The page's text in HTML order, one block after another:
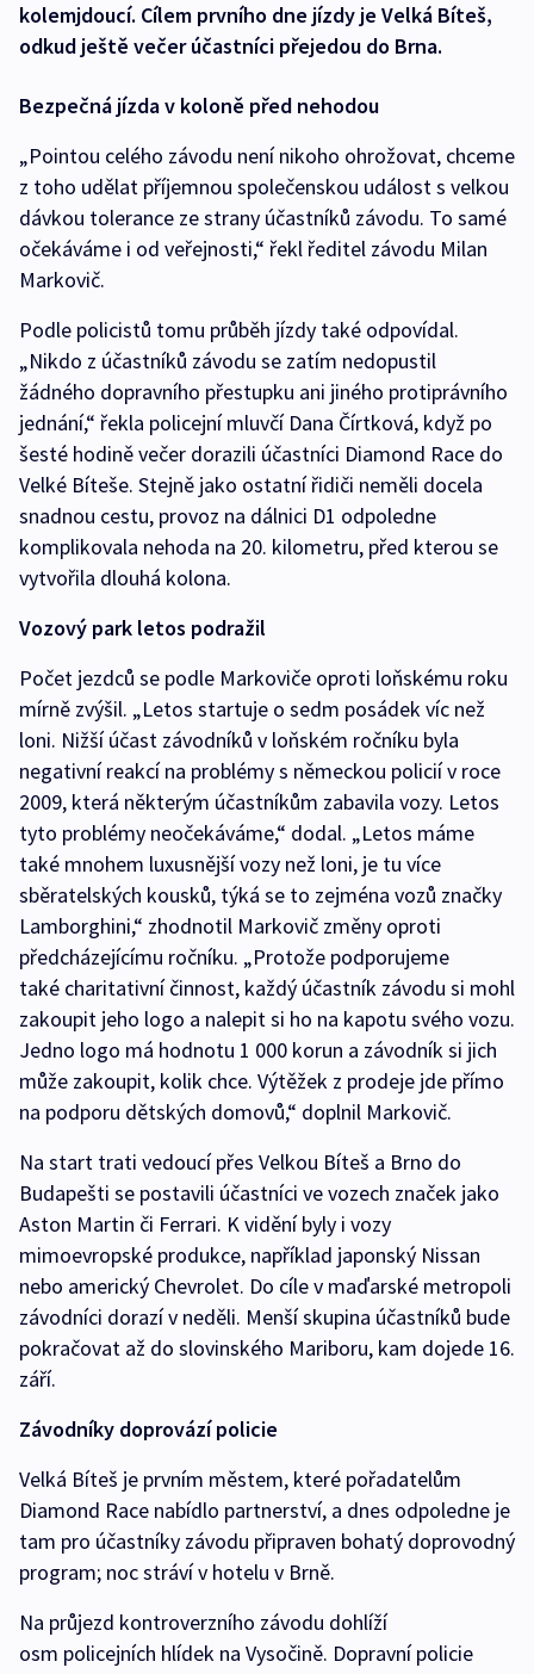
kolemjdoucí. Cílem prvního dne jízdy je Velká Bíteš,
odkud ještě večer účastníci přejedou do Brna.
Bezpečná jízda v koloně před nehodou
„Pointou celého závodu není nikoho ohrožovat, chceme
z toho udělat příjemnou společenskou událost s velkou
dávkou tolerance ze strany účastníků závodu. To samé
očekáváme i od veřejnosti,“ řekl ředitel závodu Milan
Markovič.
Podle policistů tomu průběh jízdy také odpovídal.
„Nikdo z účastníků závodu se zatím nedopustil
žádného dopravního přestupku ani jiného protiprávního
jednání,“ řekla policejní mluvčí Dana Čírtková, když po
šesté hodině večer dorazili účastníci Diamond Race do
Velké Bíteše. Stejně jako ostatní řidiči neměli docela
snadnou cestu, provoz na dálnici D1 odpoledne
komplikovala nehoda na 20. kilometru, před kterou se
vytvořila dlouhá kolona.
Vozový park letos podražil
Počet jezdců se podle Markoviče oproti loňskému roku
mírně zvýšil. „Letos startuje o sedm posádek víc než
loni. Nižší účast závodníků v loňském ročníku byla
negativní reakcí na problémy s německou policií v roce
2009, která některým účastníkům zabavila vozy. Letos
tyto problémy neočekáváme,“ dodal. „Letos máme
také mnohem luxusnější vozy než loni, je tu více
sběratelských kousků, týká se to zejména vozů značky
Lamborghini,“ zhodnotil Markovič změny oproti
předcházejícímu ročníku. „Protože podporujeme
také charitativní činnost, každý účastník závodu si mohl
zakoupit jeho logo a nalepit si ho na kapotu svého vozu.
Jedno logo má hodnotu 1 000 korun a závodník si jich
může zakoupit, kolik chce. Výtěžek z prodeje jde přímo
na podporu dětských domovů,“ doplnil Markovič.
Na start trati vedoucí přes Velkou Bíteš a Brno do
Budapešti se postavili účastníci ve vozech značek jako
Aston Martin či Ferrari. K vidění byly i vozy
mimoevropské produkce, například japonský Nissan
nebo americký Chevrolet. Do cíle v maďarské metropoli
závodníci dorazí v neděli. Menší skupina účastníků bude
pokračovat až do slovinského Mariboru, kam dojede 16.
září.
Závodníky doprovází policie
Velká Bíteš je prvním městem, které pořadatelům
Diamond Race nabídlo partnerství, a dnes odpoledne je
tam pro účastníky závodu připraven bohatý doprovodný
program; noc stráví v hotelu v Brně.
Na průjezd kontroverzního závodu dohlíží
osm policejních hlídek na Vysočině. Dopravní policie